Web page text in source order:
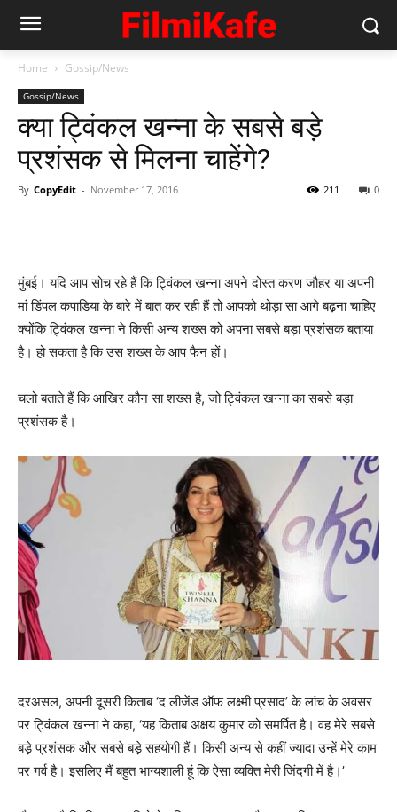
Home Gossip/News
Gossip/News
क्‍या ट्विंकल खन्‍ना के सबसे बड़े
प्रशंसक से मिलना चाहेंगे?
By CopyEdit - November 17, 2016 0
211
मुंबई। यदि आप सोच रहे हैं कि ट्विंकल खन्‍ना अपने दोस्‍त करण जौहर या अपनी
मां डिंपल कपाडिया के बारे में बात कर रही हैं तो आपको थोड़ा सा आगे बढ़ना चाहिए
क्‍योंकि ट्विंकल खन्‍ना ने किसी अन्‍य शख्‍स को अपना सबसे बड़ा प्रशंसक बताया
है। हो सकता है कि उस शख्‍स के आप फैन हों।
चलो बताते हैं कि आखिर कौन सा शख्‍स है, जो ट्विंकल खन्‍ना का सबसे बड़ा
प्रशंसक है।
दरअसल, अपनी दूसरी किताब ‘द लीजेंड ऑफ लक्ष्मी प्रसाद’ के लांच के अवसर
पर ट्विंकल खन्‍ना ने कहा, ‘यह किताब अक्षय कुमार को समर्पित है। वह मेरे सबसे
बड़े प्रशंसक और सबसे बड़े सहयोगी हैं। किसी अन्य से कहीं ज्यादा उन्हें मेरे काम
पर गर्व है। इसलिए मैं बहुत भाग्यशाली हूं कि ऐसा व्यक्ति मेरी जिंदगी में है।’